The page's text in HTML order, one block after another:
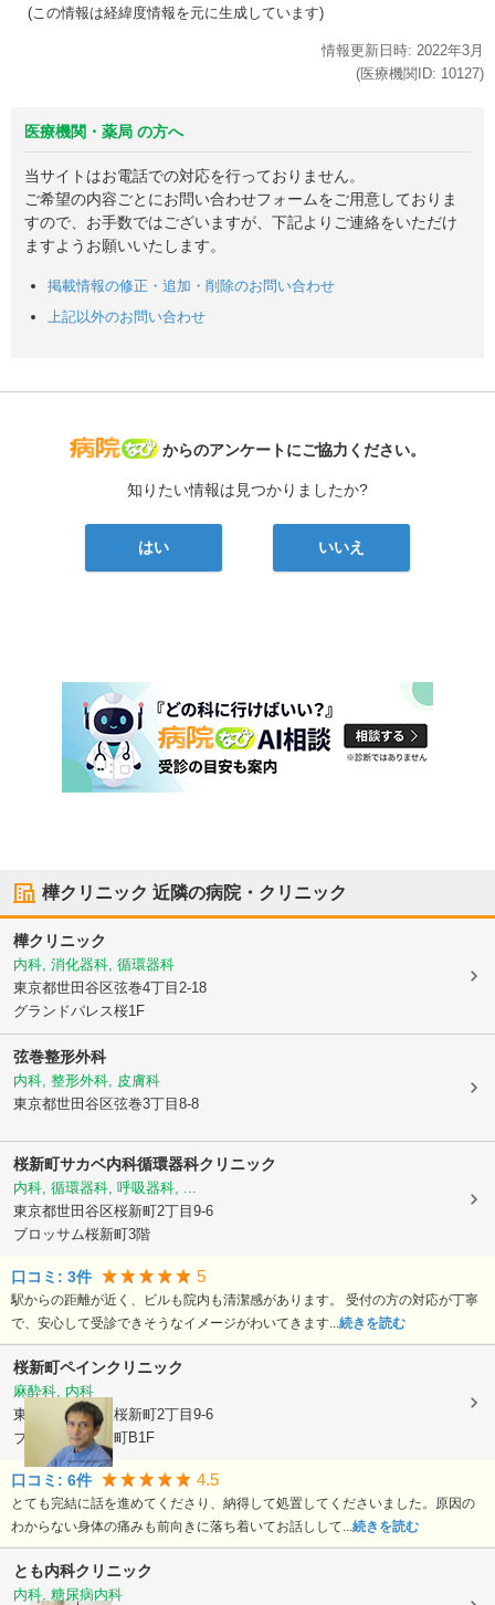
(この情報は経緯度情報を元に生成しています)
情報更新日時: 2022年3月
(医療機関ID: 10127)
医療機関・薬局 の方へ
当サイトはお電話での対応を行っておりません。
ご希望の内容ごとにお問い合わせフォームをご用意しておりま
すので、お手数ではございますが、下記よりご連絡をいただけ
ますようお願いいたします。
掲載情報の修正・追加・削除のお問い合わせ
上記以外のお問い合わせ
病院なび
からのアンケートにご協力ください。
知りたい情報は見つかりましたか?
はい いいえ
樺クリニック 近隣の病院・クリニック
樺クリニック
内科, 消化器科, 循環器科
東京都世田谷区弦巻4丁目2-18
グランドパレス桜1F
弦巻整形外科
内科, 整形外科, 皮膚科
東京都世田谷区弦巻3丁目8-8
桜新町サカベ内科循環器科クリニック
内科, 循環器科, 呼吸器科, ...
東京都世田谷区桜新町2丁目9-6
ブロッサム桜新町3階
口コミ: 3件 5
駅からの距離が近く、ビルも院内も清潔感があります。 受付の方の対応が丁寧
で、安心して受診できそうなイメージがわいてきます...続きを読む
桜新町ペインクリニック
麻酔科, 内科
東京都世田谷区 桜新町2丁目9-6
ブロッサム桜新町B1F
口コミ: 6件 4.5
とても完結に話を進めてくださり、納得して処置してくださいました。原因の
わからない身体の痛みも前向きに落ち着いてお話しして...続きを読む
とも内科クリニック
内科, 糖尿病内科